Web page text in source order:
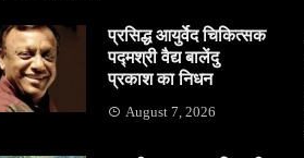
प्रसिद्ध आयुर्वेद चिकित्सक
पद्मश्री वैद्य बालेंदु
प्रकाश का निधन
August 7, 2026